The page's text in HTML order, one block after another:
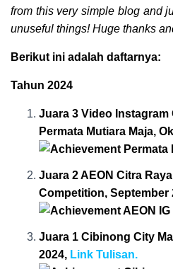
from this very simple blog and
unuseful things! Huge thanks
Berikut ini adalah daftarnya:
Tahun 2024
Juara 3 Video
Permata Mutiara Maja,
Juara 2 AEON Citra
Competition, September
Juara 1 Cibinong City
2024, Link Tulisan.